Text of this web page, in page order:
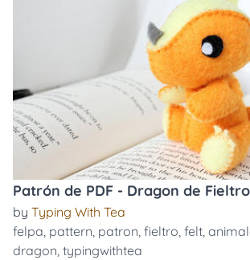
Patrón de PDF - Dragon de Fieltro
by Typing With Tea
felpa, pattern, patron, fieltro, felt,
dragon, typingwithtea